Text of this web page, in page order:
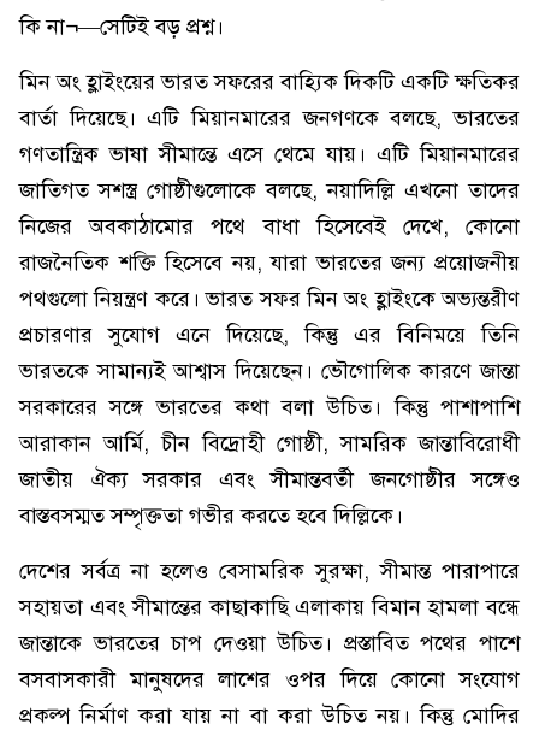
কি না¬—সেটিই বড় প্রশ্ন।
মিন অং হ্লাইংয়ের ভারত সফরের বাহ্যিক দিকটি একটি ক্ষতিকর
বার্তা দিয়েছে। এটি মিয়ানমারের জনগণকে বলছে, ভারতের
গণতান্ত্রিক ভাষা সীমান্তে এসে থেমে যায়। এটি মিয়ানমারের
জাতিগত সশস্ত্র গোষ্ঠীগুলোকে বলছে, নয়াদিল্লি এখনো তাদের
নিজের অবকাঠামোর পথে বাধা হিসেবেই দেখে, কোনো
রাজনৈতিক শক্তি হিসেবে নয়, যারা ভারতের জন্য প্রয়োজনীয়
পথগুলো নিয়ন্ত্রণ করে। ভারত সফর মিন অং হ্লাইংকে অভ্যন্তরীণ
প্রচারণার সুযোগ এনে দিয়েছে, কিন্তু এর বিনিময়ে তিনি
ভারতকে সামান্যই আশ্বাস দিয়েছেন। ভৌগোলিক কারণে জান্তা
সরকারের সঙ্গে ভারতের কথা বলা উচিত। কিন্তু পাশাপাশি
আরাকান আর্মি, চীন বিদ্রোহী গোষ্ঠী, সামরিক জান্তাবিরোধী
জাতীয় ঐক্য সরকার এবং সীমান্তবর্তী জনগোষ্ঠীর সঙ্গেও
বাস্তবসম্মত সম্পৃক্ততা গভীর করতে হবে দিল্লিকে।
দেশের সর্বত্র না হলেও বেসামরিক সুরক্ষা, সীমান্ত পারাপারে
সহায়তা এবং সীমান্তের কাছাকাছি এলাকায় বিমান হামলা বন্ধে
জান্তাকে ভারতের চাপ দেওয়া উচিত। প্রস্তাবিত পথের পাশে
বসবাসকারী মানুষদের লাশের ওপর দিয়ে কোনো সংযোগ
প্রকল্প নির্মাণ করা যায় না বা করা উচিত নয়। কিন্তু মোদির